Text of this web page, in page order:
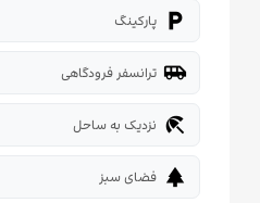
local_parking پارکینگ
airport_shuttle ترانسفر فرودگاهی
beach_access نزدیک به ساحل
park فضای سبز